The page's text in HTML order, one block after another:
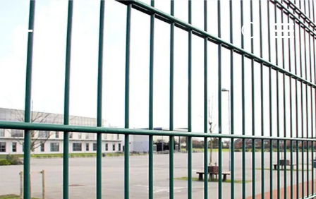
DOM
PRODUKTY
POKAZ
VR
products
Reserved.